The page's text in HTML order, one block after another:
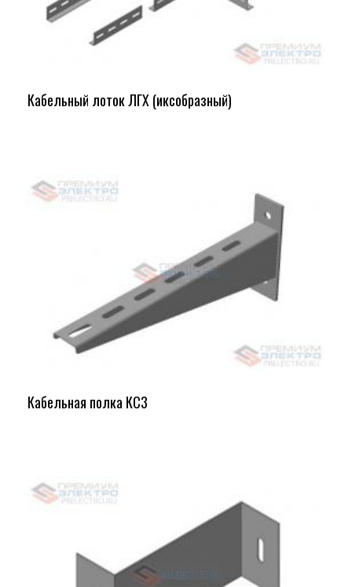
Кабельный лоток ЛГХ (иксобразный)
Кабельная полка КС3